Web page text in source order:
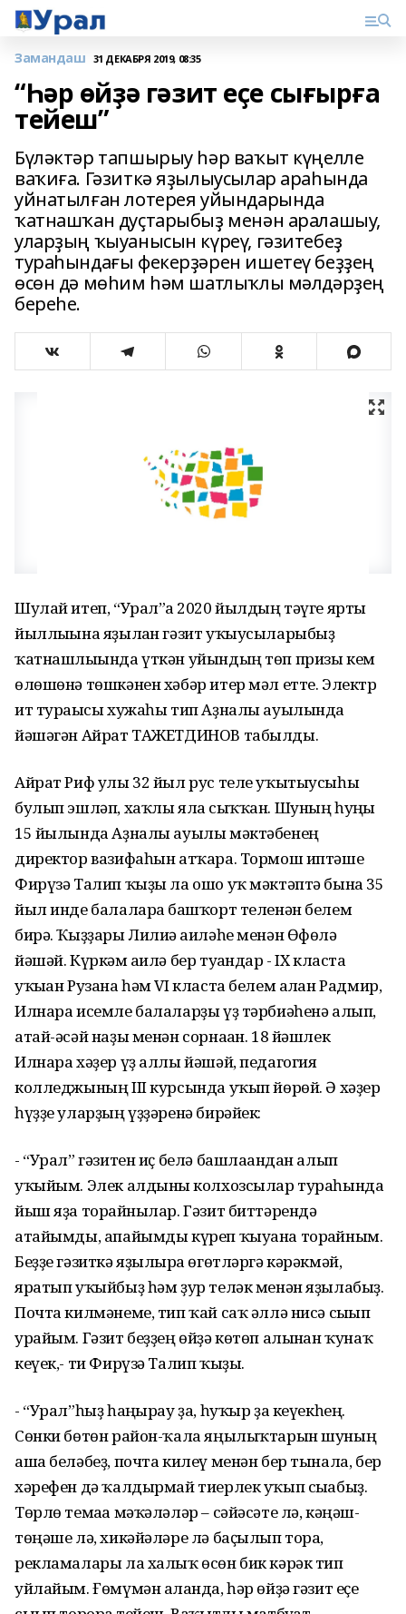
Замандаш 31 ДЕКАБРЯ 2019, 08:35
“Һәр өйҙә гәзит еҫе сығырға
тейеш”
Бүләктәр тапшырыу һәр ваҡыт күңелле
ваҡиға. Гәзиткә яҙылыусылар араһында
уйнатылған лотерея уйындарында
ҡатнашҡан дуҫтарыбыҙ менән аралашыу,
уларҙың ҡыуанысын күреү, гәзитебеҙ
тураһындағы фекерҙәрен ишетеү беҙҙең
өсөн дә мөһим һәм шатлыҡлы мәлдәрҙең
береһе.
Шулай итеп, “Урал”ға 2020 йылдың тәүге ярты
йыллығына яҙылған гәзит уҡыусыларыбыҙ
ҡатнашлығында үткән уйындың төп призы кем
өлөшөнә төшкәнен хәбәр итер мәл етте. Электр
ит турағысы хужаһы тип Аҙналы ауылында
йәшәгән Айрат ТАЖЕТДИНОВ табылды.
Айрат Риф улы 32 йыл рус теле уҡытыусыһы
булып эшләп, хаҡлы ялға сыҡҡан. Шуның һуңғы
15 йылында Аҙналы ауылы мәктәбенең
директор вазифаһын атҡара. Тормош иптәше
Фирүзә Талип ҡыҙы ла ошо уҡ мәктәптә бына 35
йыл инде балаларға башҡорт теленән белем
бирә. Ҡыҙҙары Лилиә ғаиләһе менән Өфөлә
йәшәй. Күркәм ғаилә бер туғандар - IX класта
уҡыған Рузана һәм VI класта белем алған Радмир,
Илнара исемле балаларҙы үҙ тәрбиәһенә алып,
атай-әсәй наҙы менән сорнаған. 18 йәшлек
Илнара хәҙер үҙ аллы йәшәй, педагогия
колледжының III курсында уҡып йөрөй. Ә хәҙер
һүҙҙе уларҙың үҙҙәренә бирәйек:
- “Урал” гәзитен иҫ белә башлағандан алып
уҡыйым. Элек алдынғы колхозсылар тураһында
йыш яҙа торғайнылар. Гәзит биттәрендә
атайымды, апайымды күреп ҡыуана торғайным.
Беҙҙе гәзиткә яҙылырға өгөтләргә кәрәкмәй,
яратып уҡыйбыҙ һәм ҙур теләк менән яҙылабыҙ.
Почта килмәнеме, тип ҡай саҡ әллә нисә сығып
урайым. Гәзит беҙҙең өйҙә көтөп алынған ҡунаҡ
кеүек,- ти Фирүзә Талип ҡыҙы.
- “Урал”һыҙ һаңғырау ҙа, һуҡыр ҙа кеүекһең.
Сөнки бөтөн район-ҡала яңылыҡтарын шуның
аша беләбеҙ, почта килеү менән бер тынала, бер
хәрефен дә ҡалдырмай тиерлек уҡып сығабыҙ.
Төрлө темаға мәҡәләләр – сәйәсәте лә, кәңәш-
төңәше лә, хикәйәләре лә баҫылып тора,
рекламалары ла халыҡ өсөн бик кәрәк тип
уйлайым. Ғөмүмән алғанда, һәр өйҙә гәзит еҫе